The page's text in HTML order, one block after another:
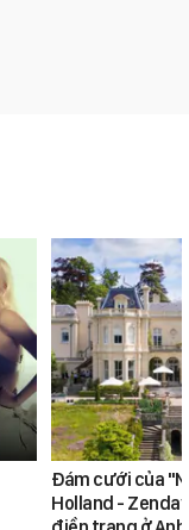
Đám cưới của
Holland -